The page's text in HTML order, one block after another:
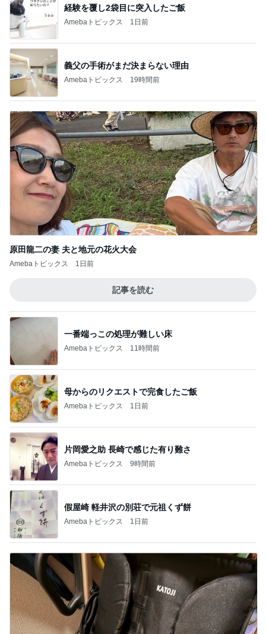
経験を覆し2袋目に突入したご飯
Amebaトピックス 1日前
義父の手術がまだ決まらない理由
Amebaトピックス 19時間前
原田龍二の妻 夫と地元の花火大会
Amebaトピックス 1日前
記事を読む
一番端っこの処理が難しい床
Amebaトピックス 11時間前
母からのリクエストで完食したご飯
Amebaトピックス 1日前
片岡愛之助 長崎で感じた有り難さ
Amebaトピックス 9時間前
假屋崎 軽井沢の別荘で元祖くず餅
Amebaトピックス 1日前